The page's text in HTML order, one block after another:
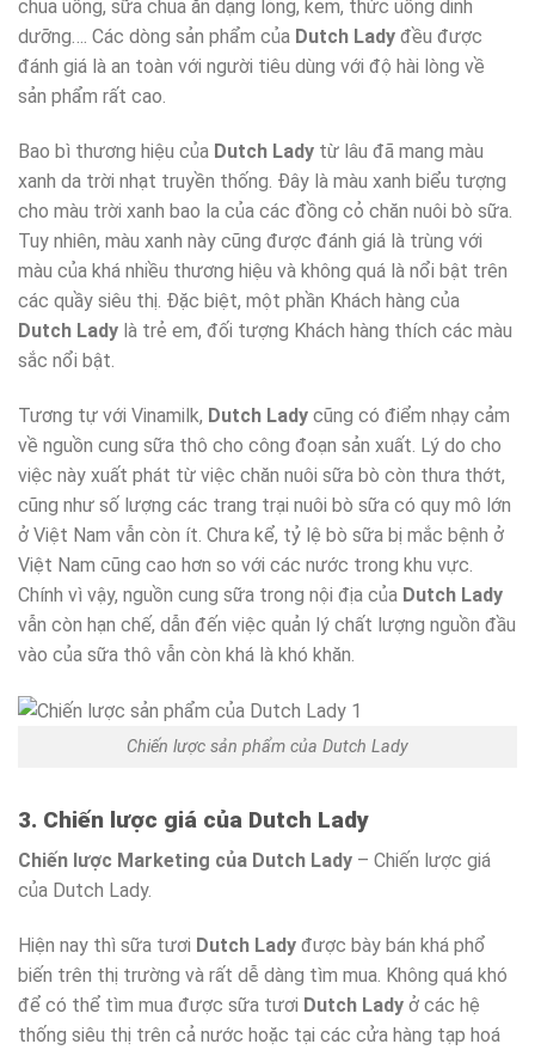
chua uống, sữa chua ăn dạng lỏng, kem, thức uống dinh
dưỡng…. Các dòng sản phẩm của Dutch Lady đều được
đánh giá là an toàn với người tiêu dùng với độ hài lòng về
sản phẩm rất cao.
Bao bì thương hiệu của Dutch Lady từ lâu đã mang màu
xanh da trời nhạt truyền thống. Đây là màu xanh biểu tượng
cho màu trời xanh bao la của các đồng cỏ chăn nuôi bò sữa.
Tuy nhiên, màu xanh này cũng được đánh giá là trùng với
màu của khá nhiều thương hiệu và không quá là nổi bật trên
các quầy siêu thị. Đặc biệt, một phần Khách hàng của
Dutch Lady là trẻ em, đối tượng Khách hàng thích các màu
sắc nổi bật.
Tương tự với Vinamilk, Dutch Lady cũng có điểm nhạy cảm
về nguồn cung sữa thô cho công đoạn sản xuất. Lý do cho
việc này xuất phát từ việc chăn nuôi sữa bò còn thưa thớt,
cũng như số lượng các trang trại nuôi bò sữa có quy mô lớn
ở Việt Nam vẫn còn ít. Chưa kể, tỷ lệ bò sữa bị mắc bệnh ở
Việt Nam cũng cao hơn so với các nước trong khu vực.
Chính vì vậy, nguồn cung sữa trong nội địa của Dutch Lady
vẫn còn hạn chế, dẫn đến việc quản lý chất lượng nguồn đầu
vào của sữa thô vẫn còn khá là khó khăn.
Chiến lược sản phẩm của Dutch Lady
3. Chiến lược giá của Dutch Lady
Chiến lược Marketing của Dutch Lady – Chiến lược giá
của Dutch Lady.
Hiện nay thì sữa tươi Dutch Lady được bày bán khá phổ
biến trên thị trường và rất dễ dàng tìm mua. Không quá khó
để có thể tìm mua được sữa tươi Dutch Lady ở các hệ
thống siêu thị trên cả nước hoặc tại các cửa hàng tạp hoá